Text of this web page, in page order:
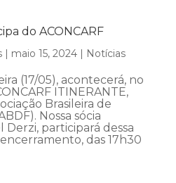
do ACONCARF
| maio 15, 2024| Notícias
(17/05), acontecerá, no
ITINERANTE,
Brasileira de
Nossa sócia
Derzi, participará dessa
das 17h30